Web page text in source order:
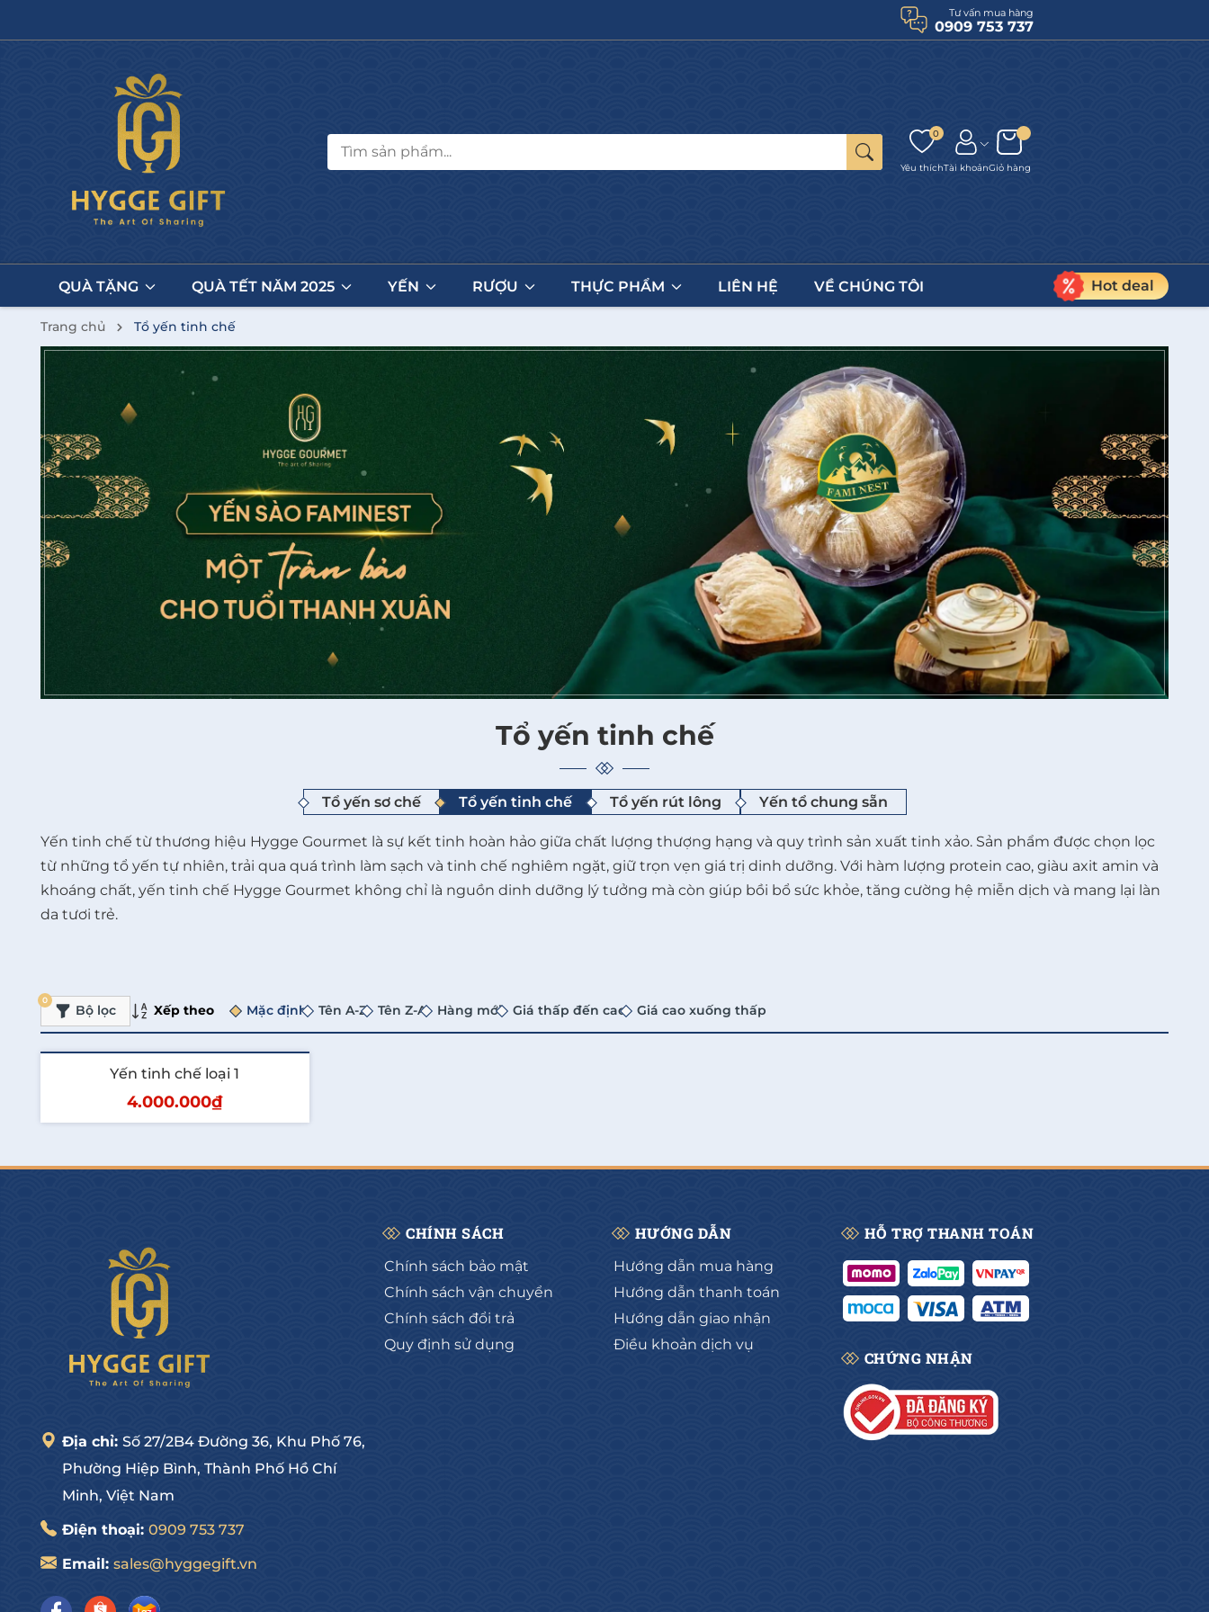
Tư vấn mua hàng
0909 753 737
0
Yêu thíchTài khoảnGiỏ hàng
QUÀ TẶNG QUÀ TẾT NĂM 2025 YẾN RƯỢU THỰC PHẨM LIÊN HỆ VỀ CHÚNG TÔI Hot deal
Trang chủ Tổ yến tinh chế
Tổ yến tinh chế
Tổ yến sơ chế Tổ yến tinh chế Tổ yến rút lông Yến tổ chung sẵn
Yến tinh chế từ thương hiệu Hygge Gourmet là sự kết tinh hoàn hảo giữa chất lượng thượng hạng và quy trình sản xuất tinh xảo. Sản phẩm được chọn lọc
từ những tổ yến tự nhiên, trải qua quá trình làm sạch và tinh chế nghiêm ngặt, giữ trọn vẹn giá trị dinh dưỡng. Với hàm lượng protein cao, giàu axit amin và
khoáng chất, yến tinh chế Hygge Gourmet không chỉ là nguồn dinh dưỡng lý tưởng mà còn giúp bồi bổ sức khỏe, tăng cường hệ miễn dịch và mang lại làn
da tươi trẻ.
Bộ lọc
0
Xếp theo Mặc định Tên A-Z Tên Z-A Hàng mới Giá thấp đến cao Giá cao xuống thấp
Yến tinh chế loại 1
4.000.000₫
Địa chỉ: Số 27/2B4 Đường 36, Khu Phố 76,
Phường Hiệp Bình, Thành Phố Hồ Chí
Minh, Việt Nam
Điện thoại: 0909 753 737
Email: sales@hyggegift.vn
CHÍNH SÁCH
Chính sách bảo mật
Chính sách vận chuyển
Chính sách đổi trả
Quy định sử dụng
HƯỚNG DẪN
Hướng dẫn mua hàng
Hướng dẫn thanh toán
Hướng dẫn giao nhận
Điều khoản dịch vụ
HỖ TRỢ THANH TOÁN
CHỨNG NHẬN